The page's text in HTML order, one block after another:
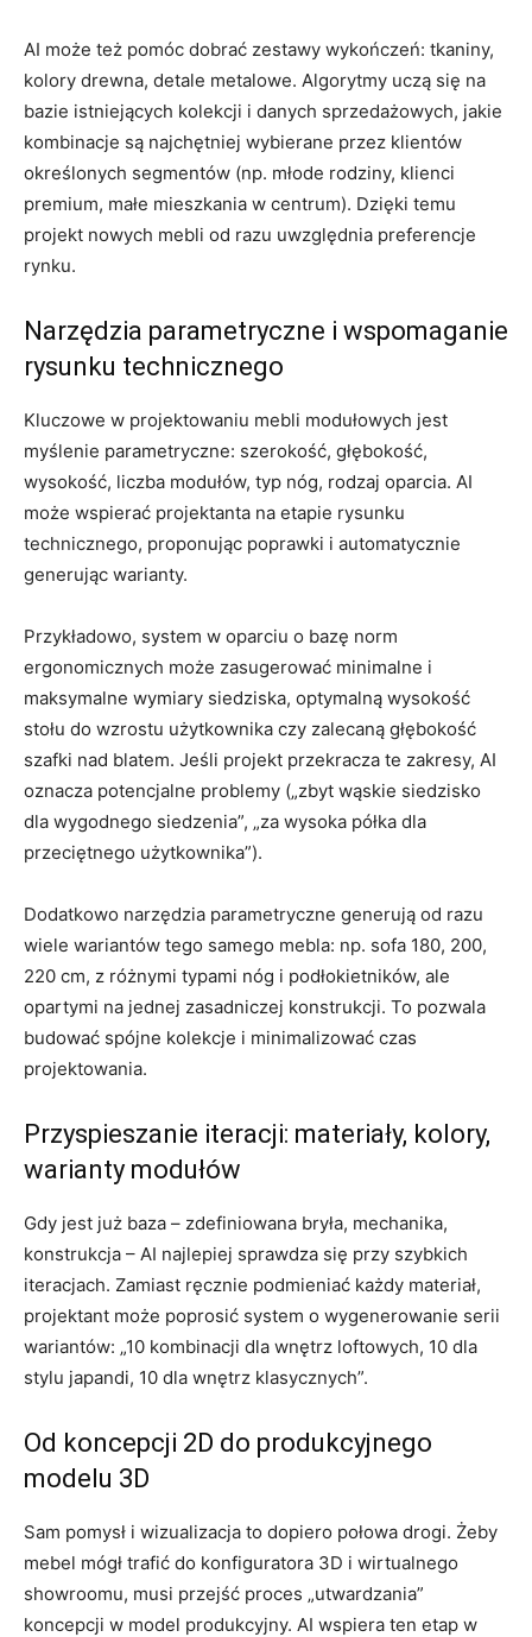
AI może też pomóc dobrać zestawy wykończeń: tkaniny,
kolory drewna, detale metalowe. Algorytmy uczą się na
bazie istniejących kolekcji i danych sprzedażowych, jakie
kombinacje są najchętniej wybierane przez klientów
określonych segmentów (np. młode rodziny, klienci
premium, małe mieszkania w centrum). Dzięki temu
projekt nowych mebli od razu uwzględnia preferencje
rynku.
Narzędzia parametryczne i wspomaganie
rysunku technicznego
Kluczowe w projektowaniu mebli modułowych jest
myślenie parametryczne: szerokość, głębokość,
wysokość, liczba modułów, typ nóg, rodzaj oparcia. AI
może wspierać projektanta na etapie rysunku
technicznego, proponując poprawki i automatycznie
generując warianty.
Przykładowo, system w oparciu o bazę norm
ergonomicznych może zasugerować minimalne i
maksymalne wymiary siedziska, optymalną wysokość
stołu do wzrostu użytkownika czy zalecaną głębokość
szafki nad blatem. Jeśli projekt przekracza te zakresy, AI
oznacza potencjalne problemy („zbyt wąskie siedzisko
dla wygodnego siedzenia”, „za wysoka półka dla
przeciętnego użytkownika”).
Dodatkowo narzędzia parametryczne generują od razu
wiele wariantów tego samego mebla: np. sofa 180, 200,
220 cm, z różnymi typami nóg i podłokietników, ale
opartymi na jednej zasadniczej konstrukcji. To pozwala
budować spójne kolekcje i minimalizować czas
projektowania.
Przyspieszanie iteracji: materiały, kolory,
warianty modułów
Gdy jest już baza – zdefiniowana bryła, mechanika,
konstrukcja – AI najlepiej sprawdza się przy szybkich
iteracjach. Zamiast ręcznie podmieniać każdy materiał,
projektant może poprosić system o wygenerowanie serii
wariantów: „10 kombinacji dla wnętrz loftowych, 10 dla
stylu japandi, 10 dla wnętrz klasycznych”.
Od koncepcji 2D do produkcyjnego
modelu 3D
Sam pomysł i wizualizacja to dopiero połowa drogi. Żeby
mebel mógł trafić do konfiguratora 3D i wirtualnego
showroomu, musi przejść proces „utwardzania”
koncepcji w model produkcyjny. AI wspiera ten etap w